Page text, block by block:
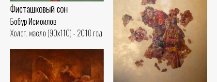
Фисташковый сон
Бобур Исмоилов
Холст, масло (90x110) - 2010 год